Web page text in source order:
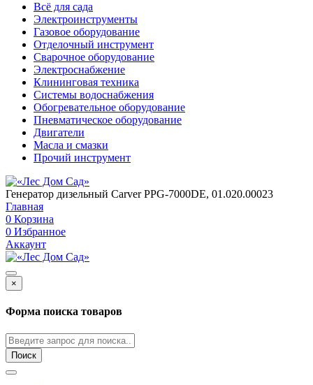
Всё для сада
Электроинструменты
Газовое оборудование
Отделочный инструмент
Сварочное оборудование
Электроснабжение
Клининговая техника
Системы водоснабжения
Обогревательное оборудование
Пневматическое оборудование
Двигатели
Масла и смазки
Прочий инструмент
Генератор дизельный Carver PPG-7000DE, 01.020.00023
Главная
0 Корзина
0 Избранное
Аккаунт
×
Форма поиска товаров
Поиск